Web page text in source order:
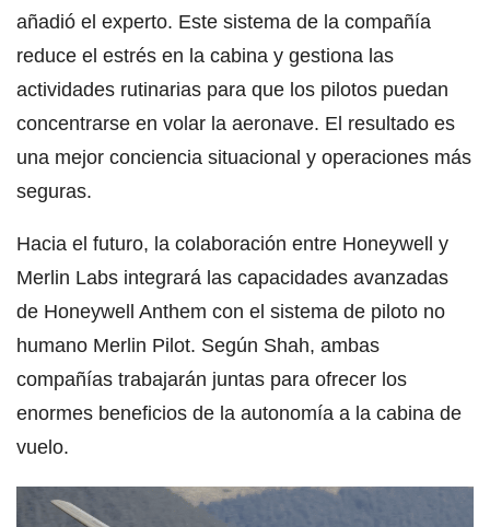
añadió el experto. Este sistema de la compañía
reduce el estrés en la cabina y gestiona las
actividades rutinarias para que los pilotos puedan
concentrarse en volar la aeronave. El resultado es
una mejor conciencia situacional y operaciones más
seguras.
Hacia el futuro, la colaboración entre Honeywell y
Merlin Labs integrará las capacidades avanzadas
de Honeywell Anthem con el sistema de piloto no
humano Merlin Pilot. Según Shah, ambas
compañías trabajarán juntas para ofrecer los
enormes beneficios de la autonomía a la cabina de
vuelo.